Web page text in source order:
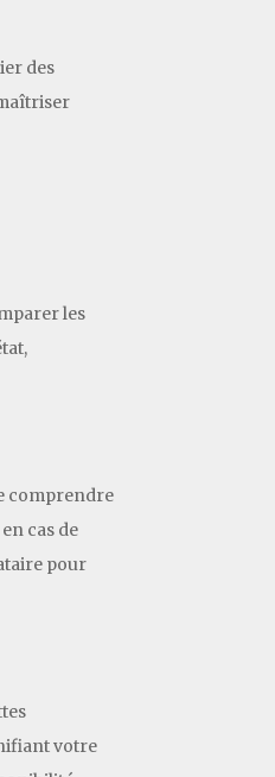
des
les
comprendre
cas de
pour
votre